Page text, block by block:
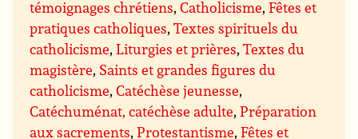
témoignages chrétiens,Catholicisme,Fêtes et
pratiques catholiques,Textes spirituels du
catholicisme,Liturgies et prières,Textes du
magistère, Saints et grandes figures du
catholicisme,Catéchèse jeunesse,
Catéchuménat, catéchèse adulte,Préparation
aux sacrements,Protestantisme,Fêtes et